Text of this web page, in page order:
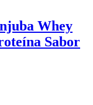
Whey
Sabor